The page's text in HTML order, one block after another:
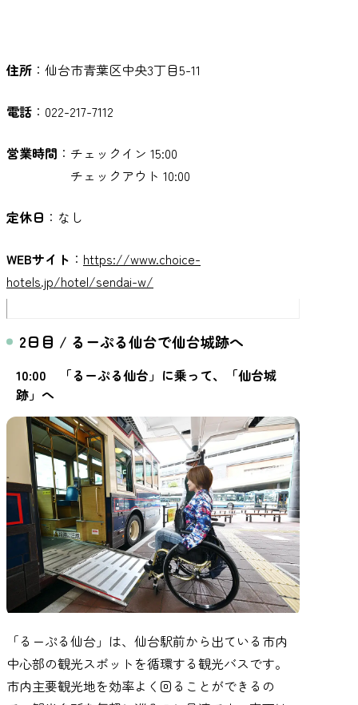
住所 ：仙台市青葉区中央3丁目5-11
電話 ：022-217-7112
営業時間 ：チェックイン 15:00
チェックアウト 10:00
定休日 ：なし
WEBサイト ： https://www.choice-
hotels.jp/hotel/sendai-w/
2日目 / るーぷる仙台で仙台城跡へ
10:00 「るーぷる仙台」に乗って、「仙台城
跡」へ
「るーぷる仙台」は、仙台駅前から出ている市内
中心部の観光スポットを循環する観光バスです。
市内主要観光地を効率よく回ることができるの